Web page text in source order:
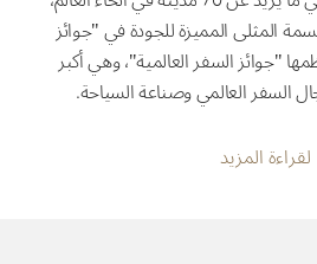
المثلى المميزة للجودة في "جوائز
"جوائز السفر العالمية"، وهي أكبر
السفر العالمي وصناعة السياحة.
لقراءة المزيد